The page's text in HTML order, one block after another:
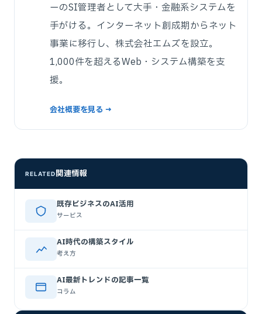
ーのSI管理者として大手・金融系システムを
手がける。インターネット創成期からネット
事業に移行し、株式会社エムズを設立。
1,000件を超えるWeb・システム構築を支
援。
会社概要を見る →
RELATED関連情報
既存ビジネスのAI活用
サービス
AI時代の構築スタイル
考え方
AI最新トレンドの記事一覧
コラム